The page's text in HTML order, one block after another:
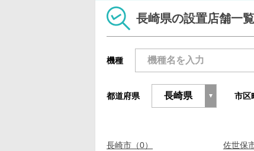
長崎県の設置店舗一覧
機種
都道府県 市区
長崎市（0） 佐世保